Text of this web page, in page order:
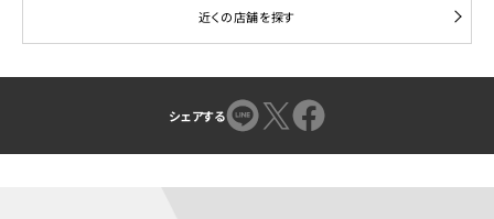
近くの店舗を探す
シェアする